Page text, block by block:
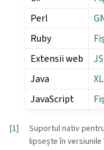
Perl
Ruby
Extensii web
Java
JavaScript
[1]
Suportul nativ
lipsește în